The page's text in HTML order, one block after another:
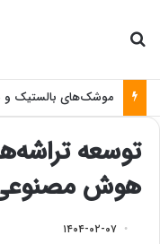
توسعه
هوش
۱۴۰۴-۰۲-۰۷